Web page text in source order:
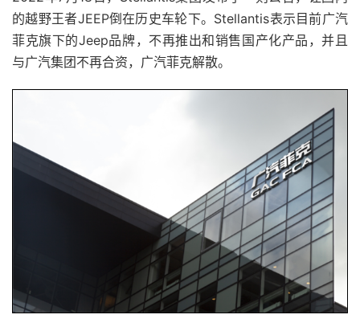
的越野王者JEEP倒在历史车轮下。Stellantis表示目前广汽
菲克旗下的Jeep品牌，不再推出和销售国产化产品，并且
与广汽集团不再合资，广汽菲克解散。